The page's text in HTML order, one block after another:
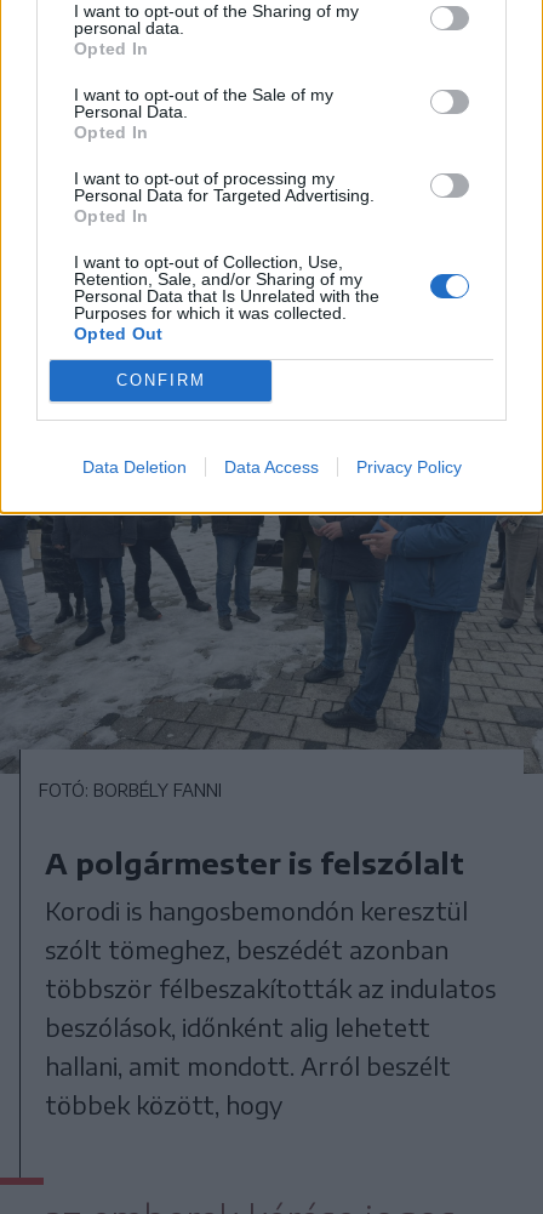
I want to opt-out of the Sharing of my
personal data.
Opted In
I want to opt-out of the Sale of my
Personal Data.
Opted In
I want to opt-out of processing my
Personal Data for Targeted Advertising.
Opted In
I want to opt-out of Collection, Use,
Retention, Sale, and/or Sharing of my
Personal Data that Is Unrelated with the
Purposes for which it was collected.
Opted Out
CONFIRM
Data Deletion Data Access Privacy Policy
hogy „eltakarítsák ezt a
kormányt”.
A tüntetésen kezdetektől fogva jelen
volt a csíkszeredai városvezetés
képviseletében Korodi Attila
polgármester és Bors Béla
alpolgármester.
FOTÓ: BORBÉLY FANNI
A polgármester is felszólalt
Korodi is hangosbemondón keresztül
szólt tömeghez, beszédét azonban
többször félbeszakították az indulatos
beszólások, időnként alig lehetett
hallani, amit mondott. Arról beszélt
többek között, hogy